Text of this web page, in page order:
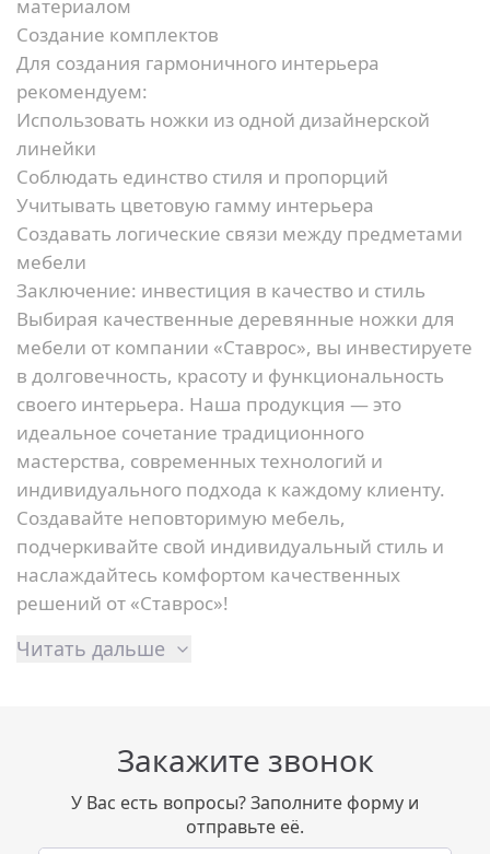
материалом
Создание комплектов
Для создания гармоничного интерьера
рекомендуем:
Использовать ножки из одной дизайнерской
линейки
Соблюдать единство стиля и пропорций
Учитывать цветовую гамму интерьера
Создавать логические связи между предметами
мебели
Заключение: инвестиция в качество и стиль
Выбирая качественные деревянные ножки для
мебели от компании «Ставрос», вы инвестируете
в долговечность, красоту и функциональность
своего интерьера. Наша продукция — это
идеальное сочетание традиционного
мастерства, современных технологий и
индивидуального подхода к каждому клиенту.
Создавайте неповторимую мебель,
подчеркивайте свой индивидуальный стиль и
наслаждайтесь комфортом качественных
решений от «Ставрос»!
Читать дальше
Закажите звонок
У Вас есть вопросы? Заполните форму и
отправьте её.